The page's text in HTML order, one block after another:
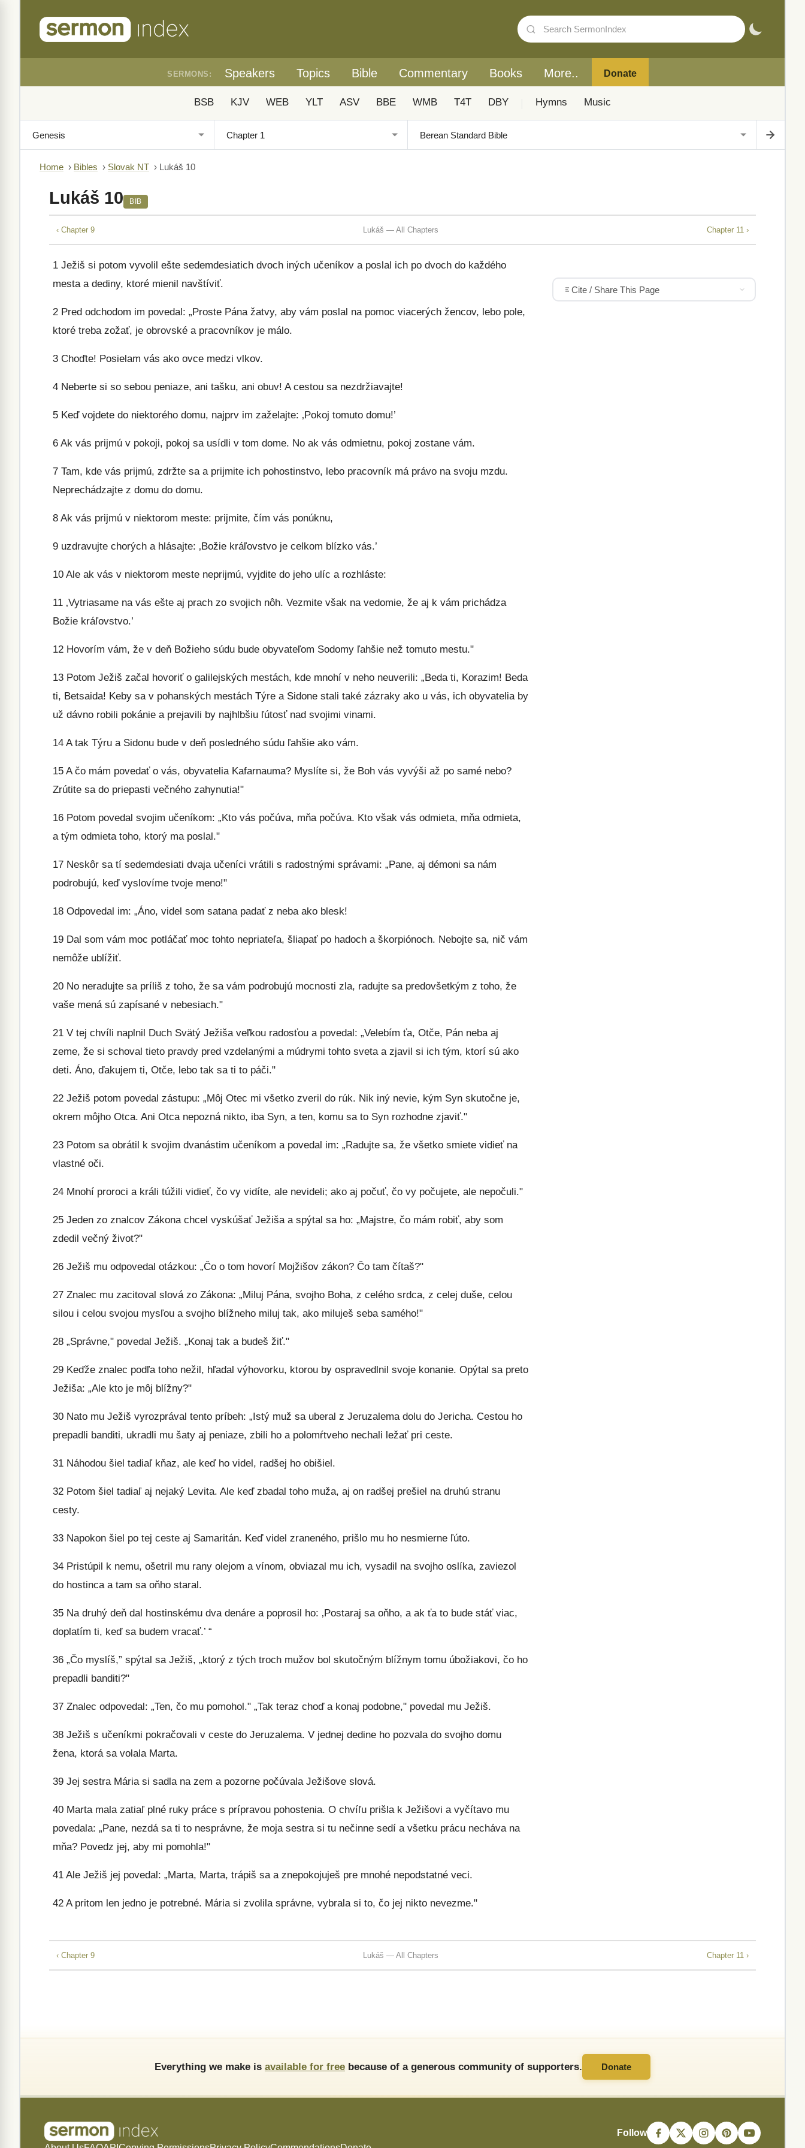
SERMONS: Speakers Topics Bible Commentary Books More.. Donate
BSB KJV WEB YLT ASV BBE WMB T4T DBY Hymns Music
Home › Bibles › Slovak NT › Lukáš 10
Lukáš 10 BIB
‹ Chapter 9 Lukáš — All Chapters Chapter 11 ›
1 Ježiš si potom vyvolil ešte sedemdesiatich dvoch iných učeníkov a poslal ich po dvoch do každého
mesta a dediny, ktoré mienil navštíviť.
2 Pred odchodom im povedal: „Proste Pána žatvy, aby vám poslal na pomoc viacerých žencov, lebo pole,
ktoré treba zožať, je obrovské a pracovníkov je málo.
3 Choďte! Posielam vás ako ovce medzi vlkov.
4 Neberte si so sebou peniaze, ani tašku, ani obuv! A cestou sa nezdržiavajte!
5 Keď vojdete do niektorého domu, najprv im zaželajte: ‚Pokoj tomuto domu!’
6 Ak vás prijmú v pokoji, pokoj sa usídli v tom dome. No ak vás odmietnu, pokoj zostane vám.
7 Tam, kde vás prijmú, zdržte sa a prijmite ich pohostinstvo, lebo pracovník má právo na svoju mzdu.
Neprechádzajte z domu do domu.
8 Ak vás prijmú v niektorom meste: prijmite, čím vás ponúknu,
9 uzdravujte chorých a hlásajte: ‚Božie kráľovstvo je celkom blízko vás.’
10 Ale ak vás v niektorom meste neprijmú, vyjdite do jeho ulíc a rozhláste:
11 ‚Vytriasame na vás ešte aj prach zo svojich nôh. Vezmite však na vedomie, že aj k vám prichádza
Božie kráľovstvo.’
12 Hovorím vám, že v deň Božieho súdu bude obyvateľom Sodomy ľahšie než tomuto mestu."
13 Potom Ježiš začal hovoriť o galilejských mestách, kde mnohí v neho neuverili: „Beda ti, Korazim! Beda
ti, Betsaida! Keby sa v pohanských mestách Týre a Sidone stali také zázraky ako u vás, ich obyvatelia by
už dávno robili pokánie a prejavili by najhlbšiu ľútosť nad svojimi vinami.
14 A tak Týru a Sidonu bude v deň posledného súdu ľahšie ako vám.
15 A čo mám povedať o vás, obyvatelia Kafarnauma? Myslíte si, že Boh vás vyvýši až po samé nebo?
Zrútite sa do priepasti večného zahynutia!"
16 Potom povedal svojim učeníkom: „Kto vás počúva, mňa počúva. Kto však vás odmieta, mňa odmieta,
a tým odmieta toho, ktorý ma poslal."
17 Neskôr sa tí sedemdesiati dvaja učeníci vrátili s radostnými správami: „Pane, aj démoni sa nám
podrobujú, keď vyslovíme tvoje meno!"
18 Odpovedal im: „Áno, videl som satana padať z neba ako blesk!
19 Dal som vám moc potláčať moc tohto nepriateľa, šliapať po hadoch a škorpiónoch. Nebojte sa, nič vám
nemôže ublížiť.
20 No neradujte sa príliš z toho, že sa vám podrobujú mocnosti zla, radujte sa predovšetkým z toho, že
vaše mená sú zapísané v nebesiach."
21 V tej chvíli naplnil Duch Svätý Ježiša veľkou radosťou a povedal: „Velebím ťa, Otče, Pán neba aj
zeme, že si schoval tieto pravdy pred vzdelanými a múdrymi tohto sveta a zjavil si ich tým, ktorí sú ako
deti. Áno, ďakujem ti, Otče, lebo tak sa ti to páči."
22 Ježiš potom povedal zástupu: „Môj Otec mi všetko zveril do rúk. Nik iný nevie, kým Syn skutočne je,
okrem môjho Otca. Ani Otca nepozná nikto, iba Syn, a ten, komu sa to Syn rozhodne zjaviť."
23 Potom sa obrátil k svojim dvanástim učeníkom a povedal im: „Radujte sa, že všetko smiete vidieť na
vlastné oči.
24 Mnohí proroci a králi túžili vidieť, čo vy vidíte, ale nevideli; ako aj počuť, čo vy počujete, ale nepočuli."
25 Jeden zo znalcov Zákona chcel vyskúšať Ježiša a spýtal sa ho: „Majstre, čo mám robiť, aby som
zdedil večný život?"
26 Ježiš mu odpovedal otázkou: „Čo o tom hovorí Mojžišov zákon? Čo tam čítaš?"
27 Znalec mu zacitoval slová zo Zákona: „Miluj Pána, svojho Boha, z celého srdca, z celej duše, celou
silou i celou svojou mysľou a svojho blížneho miluj tak, ako miluješ seba samého!"
28 „Správne," povedal Ježiš. „Konaj tak a budeš žiť."
29 Keďže znalec podľa toho nežil, hľadal výhovorku, ktorou by ospravedlnil svoje konanie. Opýtal sa preto
Ježiša: „Ale kto je môj blížny?"
30 Nato mu Ježiš vyrozprával tento príbeh: „Istý muž sa uberal z Jeruzalema dolu do Jericha. Cestou ho
prepadli banditi, ukradli mu šaty aj peniaze, zbili ho a polomŕtveho nechali ležať pri ceste.
31 Náhodou šiel tadiaľ kňaz, ale keď ho videl, radšej ho obišiel.
32 Potom šiel tadiaľ aj nejaký Levita. Ale keď zbadal toho muža, aj on radšej prešiel na druhú stranu
cesty.
33 Napokon šiel po tej ceste aj Samaritán. Keď videl zraneného, prišlo mu ho nesmierne ľúto.
34 Pristúpil k nemu, ošetril mu rany olejom a vínom, obviazal mu ich, vysadil na svojho oslíka, zaviezol
do hostinca a tam sa oňho staral.
35 Na druhý deň dal hostinskému dva denáre a poprosil ho: ‚Postaraj sa oňho, a ak ťa to bude stáť viac,
doplatím ti, keď sa budem vracať.’ “
36 „Čo myslíš,” spýtal sa Ježiš, „ktorý z tých troch mužov bol skutočným blížnym tomu úbožiakovi, čo ho
prepadli banditi?"
37 Znalec odpovedal: „Ten, čo mu pomohol." „Tak teraz choď a konaj podobne," povedal mu Ježiš.
38 Ježiš s učeníkmi pokračovali v ceste do Jeruzalema. V jednej dedine ho pozvala do svojho domu
žena, ktorá sa volala Marta.
39 Jej sestra Mária si sadla na zem a pozorne počúvala Ježišove slová.
40 Marta mala zatiaľ plné ruky práce s prípravou pohostenia. O chvíľu prišla k Ježišovi a vyčítavo mu
povedala: „Pane, nezdá sa ti to nesprávne, že moja sestra si tu nečinne sedí a všetku prácu necháva na
mňa? Povedz jej, aby mi pomohla!"
41 Ale Ježiš jej povedal: „Marta, Marta, trápiš sa a znepokojuješ pre mnohé nepodstatné veci.
42 A pritom len jedno je potrebné. Mária si zvolila správne, vybrala si to, čo jej nikto nevezme."
Cite / Share This Page
‹ Chapter 9 Lukáš — All Chapters Chapter 11 ›
Everything we make is available for free because of a generous community of supporters. Donate
Follow